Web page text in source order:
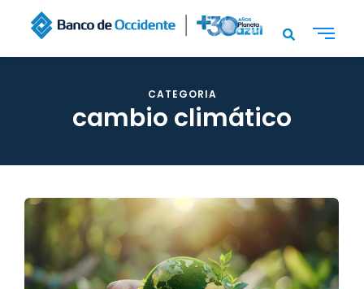
CATEGORIA
cambio climático